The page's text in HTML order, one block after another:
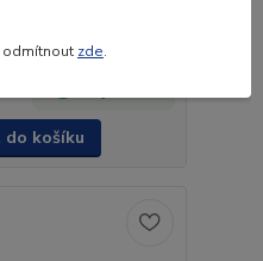
do košíku
odmítnout zde.